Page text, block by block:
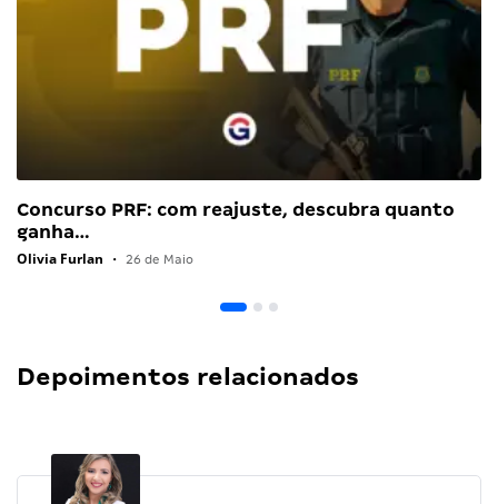
Concurso PRF: com reajuste, descubra quanto
ganha…
Olivia Furlan • 26 de Maio
Depoimentos relacionados